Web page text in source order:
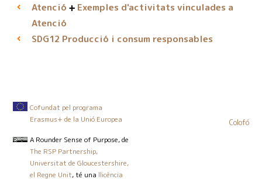
Atenció
Exemples d'activitats vinculades a
Atenció
SDG12 Producció i consum responsables
Cofundat pel programa
Erasmus+ de la Unió Europea
A Rounder Sense of Purpose, de
The RSP Partnership,
Universitat de Gloucestershire,
el Regne Unit, té una llicència
Colofó